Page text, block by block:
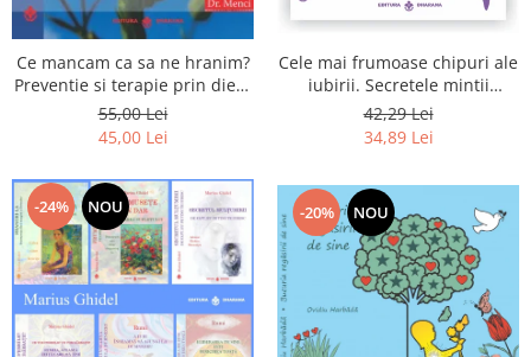
Ce mancam ca sa ne hranim?
Preventie si terapie prin dieta
in bolile cardiovasculare si in
diabetul zaharat
55,00 Lei
45,00 Lei
Cele mai frumoase chipuri ale
iubirii. Secretele mintii
omenesti in opera marelui
initiat, Rumi
42,29 Lei
34,89 Lei
-24% NOU -20% NOU